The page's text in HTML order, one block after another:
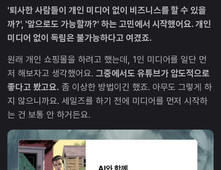
'퇴사한 사람들이 개인 미디어 없이 비즈니스를 할 수 있을
까?', '앞으로도 가능할까?' 하는 고민에서 시작했어요. 개인
미디어 없이 독립은 불가능하다고 여겼죠.
원래 개인 쇼핑몰을 하려고 했는데, 1인 미디어를 일단 먼
저 해보자고 생각했어요. 그중에서도 유튜브가 압도적으로
좋다고 봤고요. 좀 이상한 방법이긴 했죠. 아무도 그렇게 하
지 않으니까요. 세일즈를 하기 전에 미디어를 먼저 시작하
는 건 보통 안 하거든요.